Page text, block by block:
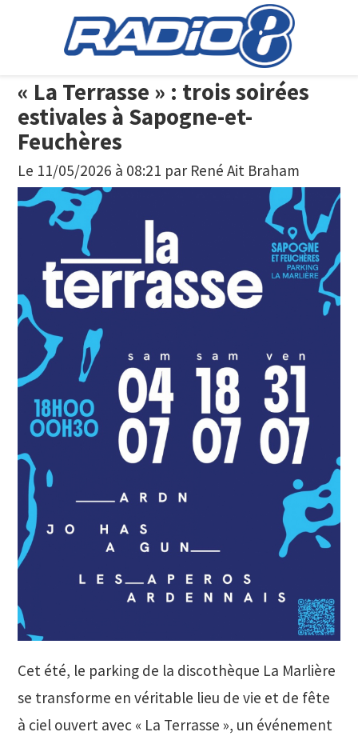
« La Terrasse » : trois soirées
estivales à Sapogne-et-
Feuchères
Le 11/05/2026 à 08:21 par René Ait Braham
Cet été, le parking de la discothèque La Marlière
se transforme en véritable lieu de vie et de fête
à ciel ouvert avec « La Terrasse », un événement